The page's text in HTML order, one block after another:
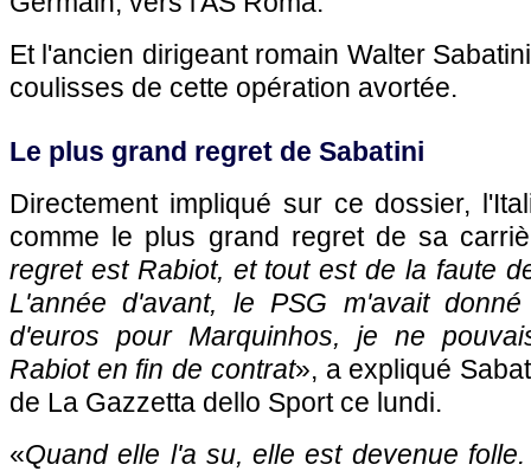
Et l'ancien dirigeant romain Walter
coulisses de cette opération avortée.
Le plus grand regret de Sabatini
Directement impliqué sur ce dossier,
comme le plus grand regret de sa
regret est Rabiot, et tout est de la faute
L'année d'avant, le PSG m'avait
d'euros pour Marquinhos, je ne
Rabiot en fin de contrat», a expliqué
de La Gazzetta dello Sport ce lundi.
«Quand elle l'a su, elle est devenue